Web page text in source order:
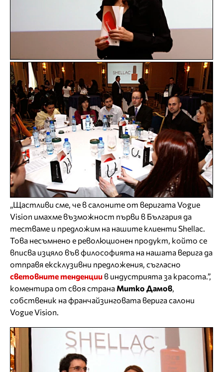
„Щастливи сме, че в салоните от веригата Vogue
Vision имахме възможност първи в България да
тестваме и предложим на нашите клиенти Shellac.
Това несъмнено е революционен продукт, който се
вписва изцяло във философията на нашата верига да
отправя ексклузивни предложения, съгласно
световните тенденции в индустрията за красота.”,
коментира от своя страна Митко Дамов
собственик на франчайзинговата верига салони
Vogue Vision.